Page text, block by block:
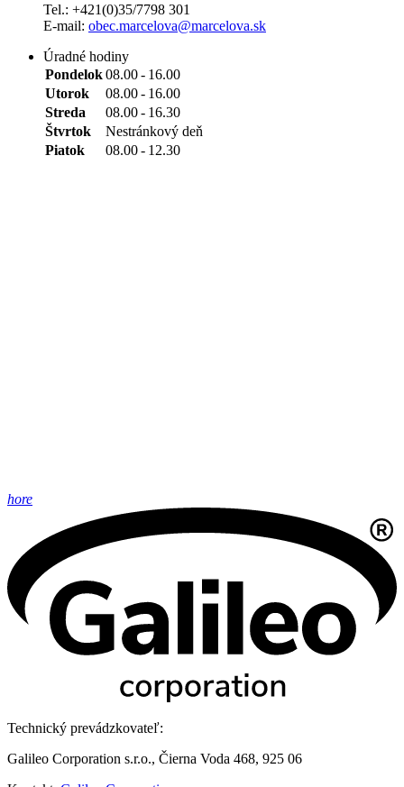
Tel.: +421(0)35/7798 301
E-mail: obec.marcelova@marcelova.sk
Úradné hodiny
Pondelok08.00- 16.00
Utorok
08.00- 16.00
Streda
08.00- 16.30
Štvrtok
Nestránkový deň
Piatok
08.00- 12.30
hore
Technický prevádzkovateľ:
Galileo Corporation s.r.o., Čierna Voda 468, 925 06